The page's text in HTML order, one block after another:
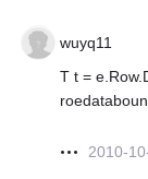
wuyq11
T t =
2010-